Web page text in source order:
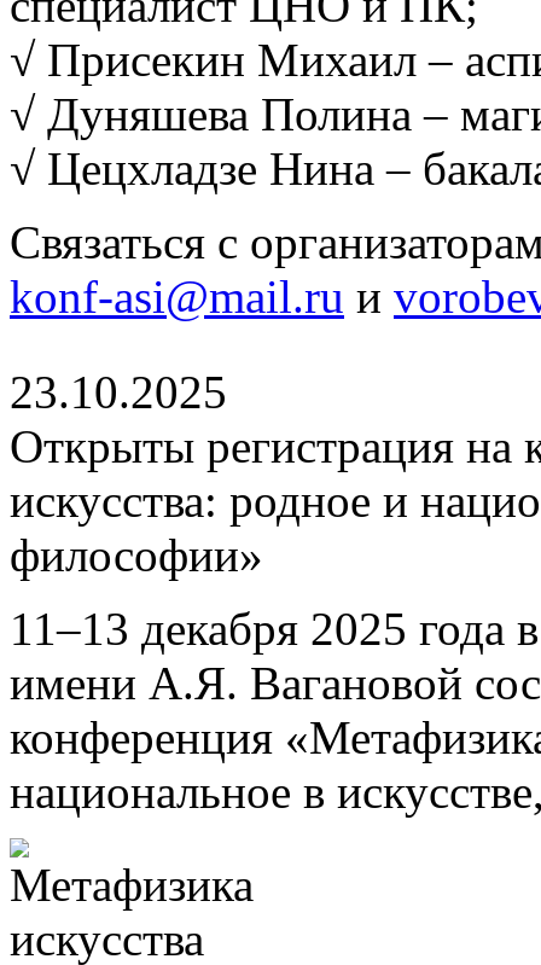
√ Присекин Михаил –
√ Дуняшева Полина –
√ Цецхладзе Нина –
Связаться с
konf-asi@mail.ru и
23.10.2025
Открыты регистрация
искусства: родное и
философии»
11–13 декабря 2025 года
имени А.Я. Вагановой
конференция
национальное в